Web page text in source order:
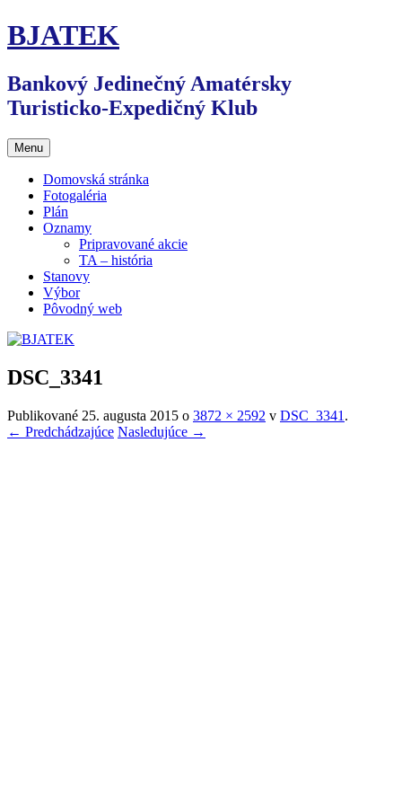
Preskočiť
na
BJATEK
Bankový Jedinečný Amatérsky
Turisticko-Expedičný Klub
Menu
Domovská stránka
Fotogaléria
Plán
Oznamy
Pripravované akcie
TA – história
Stanovy
Výbor
Pôvodný web
DSC_3341
Publikované 25. augusta 2015 o 3872 × 2592 v DSC_3341 .
← Predchádzajúce Nasledujúce →